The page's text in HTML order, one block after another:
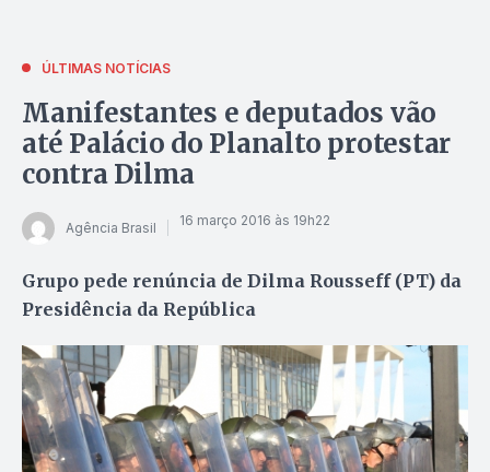
ÚLTIMAS NOTÍCIAS
Manifestantes e deputados vão
até Palácio do Planalto protestar
contra Dilma
Agência Brasil 16 março 2016 às 19h22
Grupo pede renúncia de Dilma Rousseff (PT) da
Presidência da República